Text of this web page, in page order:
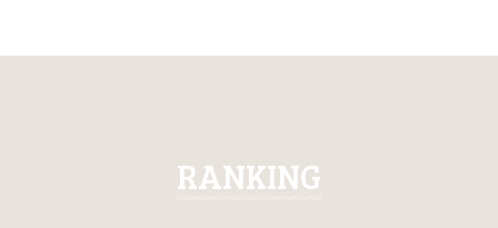
RANKING